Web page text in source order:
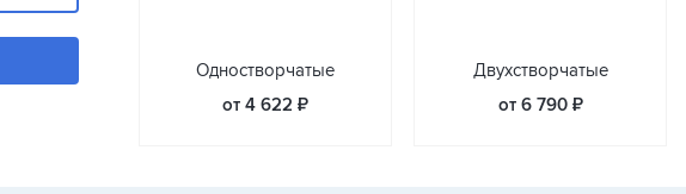
Одностворчатые
от 4 622 ₽
Двухстворчатые
от 6 790 ₽